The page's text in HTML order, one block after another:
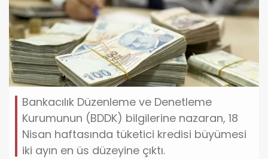
Bankacılık Düzenleme ve Denetleme
Kurumunun (BDDK) bilgilerine nazaran, 18
Nisan haftasında tüketici kredisi büyümesi
iki ayın en üs düzeyine çıktı.